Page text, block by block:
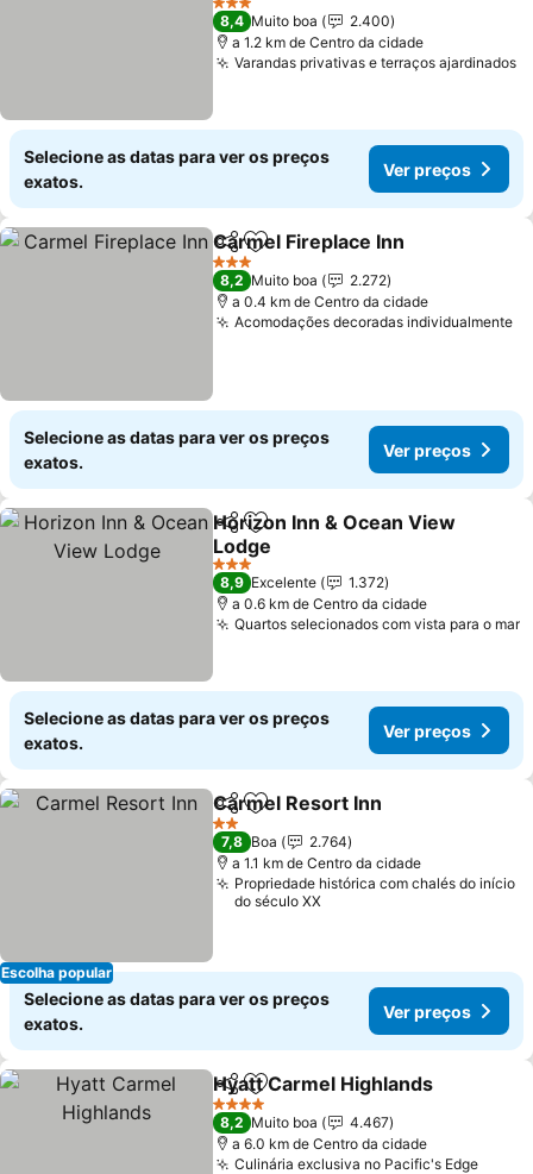
3 Estrelas
8,4 Muito boa
2.400
a 1.2 km de Centro da cidade
Varandas privativas e terraços ajardinados
Selecione as datas para ver os preços
exatos.
Ver preços
PartilharAdicionar aos favoritos
Carmel Fireplace Inn
3 Estrelas
8,2 Muito boa
2.272
a 0.4 km de Centro da cidade
Acomodações decoradas individualmente
Selecione as datas para ver os preços
exatos.
Ver preços
PartilharAdicionar aos favoritos
Horizon Inn & Ocean View
Lodge
3 Estrelas
8,9 Excelente
1.372
a 0.6 km de Centro da cidade
Quartos selecionados com vista para o mar
Selecione as datas para ver os preços
exatos.
Ver preços
Escolha popular
PartilharAdicionar aos favoritos
Carmel Resort Inn
2 Estrelas
7,8 Boa
2.764
a 1.1 km de Centro da cidade
Propriedade histórica com chalés do início
do século XX
Selecione as datas para ver os preços
exatos.
Ver preços
PartilharAdicionar aos favoritos
Hyatt Carmel Highlands
4 Estrelas
8,2 Muito boa
4.467
a 6.0 km de Centro da cidade
Culinária exclusiva no Pacific's Edge